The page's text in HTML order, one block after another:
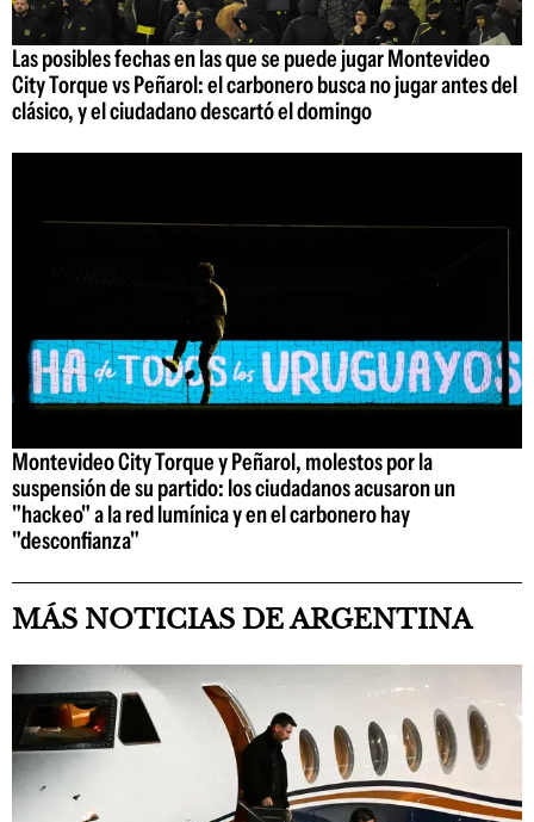
Las posibles fechas en las que se puede jugar Montevideo
City Torque vs Peñarol: el carbonero busca no jugar antes del
clásico, y el ciudadano descartó el domingo
Montevideo City Torque y Peñarol, molestos por la
suspensión de su partido: los ciudadanos acusaron un
"hackeo" a la red lumínica y en el carbonero hay
"desconfianza"
MÁS NOTICIAS DE ARGENTINA